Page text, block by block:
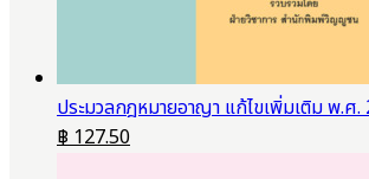
ประมวลกฎหมายอาญา แก้ไขเพิ่มเติม พ.ศ.
Original
฿127.50Current